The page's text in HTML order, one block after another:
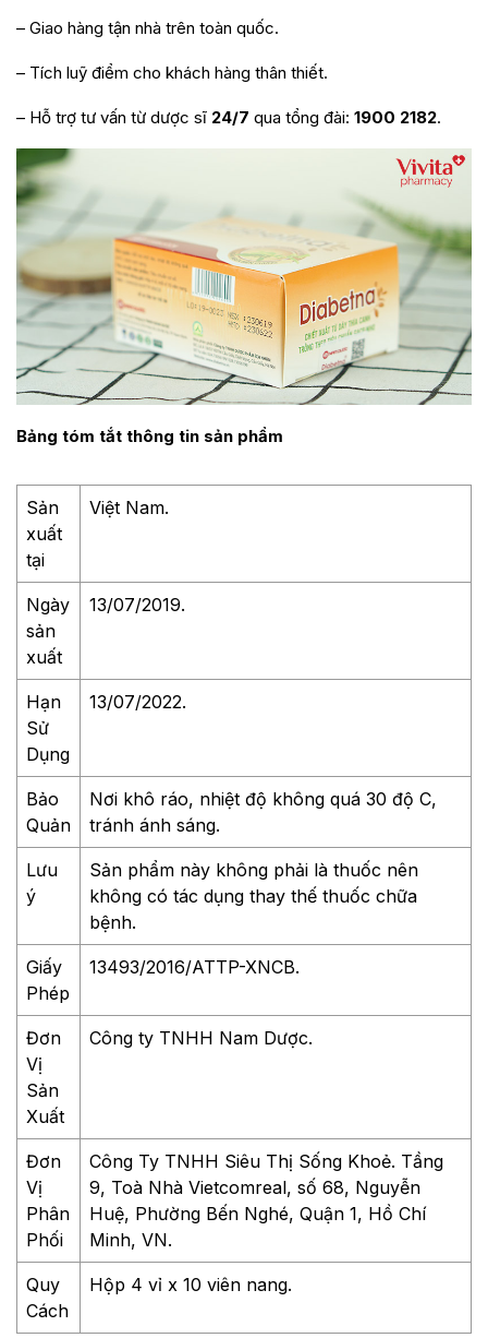
– Giao hàng tận nhà trên toàn quốc.
– Tích luỹ điểm cho khách hàng thân thiết.
– Hỗ trợ tư vấn từ dược sĩ 24/7 qua tổng đài: 1900 2182.
Bảng tóm tắt thông tin sản phẩm
Sản
xuất
tại
Việt Nam.
Ngày
sản
xuất
13/07/2019.
Hạn
Sử
Dụng
13/07/2022.
Bảo
Quản
Nơi khô ráo, nhiệt độ không quá 30 độ C,
tránh ánh sáng.
Lưu
ý
Sản phẩm này không phải là thuốc nên
không có tác dụng thay thế thuốc chữa
bệnh.
Giấy
Phép
13493/2016/ATTP-XNCB.
Đơn
Vị
Sản
Xuất
Công ty TNHH Nam Dược.
Đơn
Vị
Phân
Phối
Công Ty TNHH Siêu Thị Sống Khoẻ. Tầng
9, Toà Nhà Vietcomreal, số 68, Nguyễn
Huệ, Phường Bến Nghé, Quận 1, Hồ Chí
Minh, VN.
Quy
Cách
Hộp 4 vỉ x 10 viên nang.